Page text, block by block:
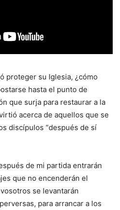
proteger su Iglesia, ¿cómo
hasta el punto de
que surja para restaurar a la
acerca de aquellos que se
discípulos “después de sí
de mi partida entrarán
que no encenderán el
se levantarán
para arrancar a los